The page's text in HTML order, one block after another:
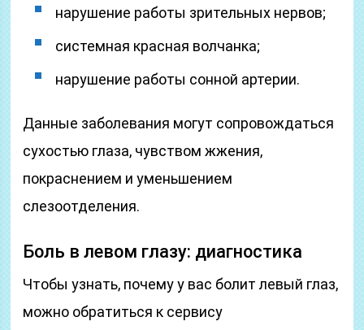
нарушение работы зрительных нервов;
системная красная волчанка;
нарушение работы сонной артерии.
Данные заболевания могут сопровождаться
сухостью глаза, чувством жжения,
покраснением и уменьшением
слезоотделения.
Боль в левом глазу: диагностика
Чтобы узнать, почему у вас болит левый глаз,
можно обратиться к сервису